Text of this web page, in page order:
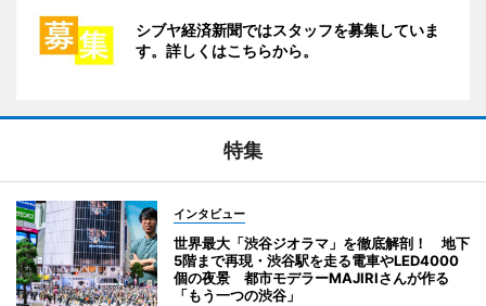
シブヤ経済新聞ではスタッフを募集していま
す。詳しくはこちらから。
特集
インタビュー
世界最大「渋谷ジオラマ」を徹底解剖！ 地下
5階まで再現・渋谷駅を走る電車やLED4000
個の夜景 都市モデラーMAJIRIさんが作る
「もう一つの渋谷」